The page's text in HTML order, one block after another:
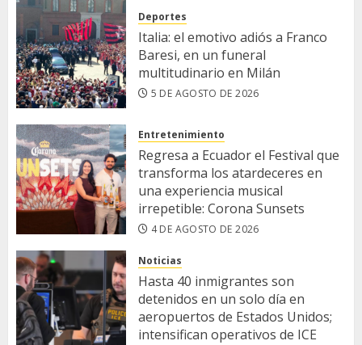
Deportes
Italia: el emotivo adiós a Franco
Baresi, en un funeral
multitudinario en Milán
5 DE AGOSTO DE 2026
Entretenimiento
Regresa a Ecuador el Festival que
transforma los atardeceres en
una experiencia musical
irrepetible: Corona Sunsets
4 DE AGOSTO DE 2026
Noticias
Hasta 40 inmigrantes son
detenidos en un solo día en
aeropuertos de Estados Unidos;
intensifican operativos de ICE